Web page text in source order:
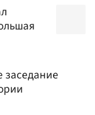
заседание